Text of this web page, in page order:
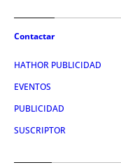
Contactar
HATHOR PUBLICIDAD
EVENTOS
PUBLICIDAD
SUSCRIPTOR